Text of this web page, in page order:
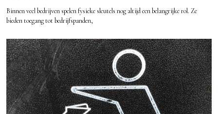
Binnen veel bedrijven spelen fysieke sleutels nog altijd een belangrijke rol. Ze
bieden toegang tot bedrijfspanden,